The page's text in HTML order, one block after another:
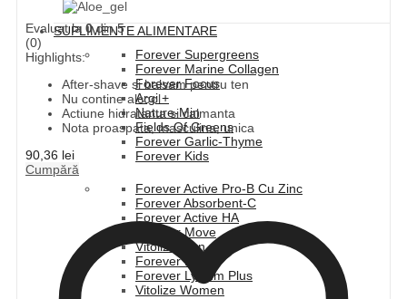
SUPLIMENTE ALIMENTARE
Forever Supergreens
Forever Marine Collagen
Forever Focus
Argi +
Nature-Min
Fields Of Greens
Forever Garlic-Thyme
Forever Kids
Forever Active Pro-B Cu Zinc
Forever Absorbent-C
Forever Active HA
Forever Move
Vitolize Men
Forever Daily
Forever Lycium Plus
Vitolize Women
Evaluat la 0din 5
(0)
Highlights:
After-shave si balsam pentru ten
Nu contine alcool
Actiune hidratanta si calmanta
Nota proaspata, masculina, unica
90,36 lei
Cumpără